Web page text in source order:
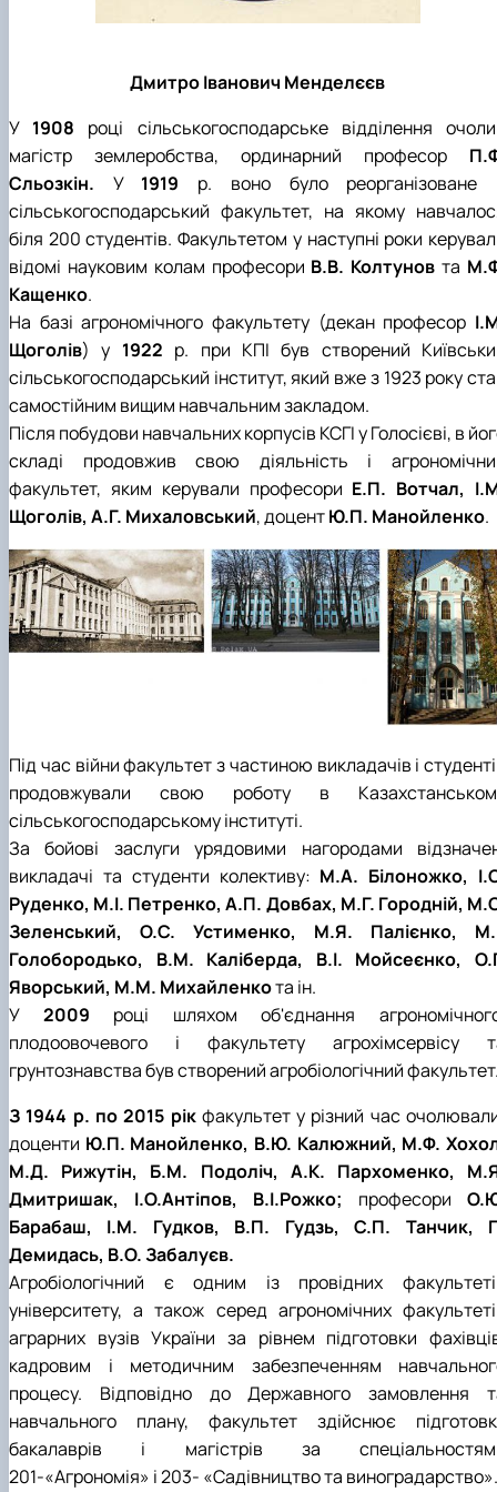
Дмитро Іванович Менделєєв
У 1908 році сільськогосподарське відділення
магістр землеробства, ординарний професор
Сльозкін. У 1919 р. воно було реорганізоване
сільськогосподарський факультет, на якому
біля 200 студентів. Факультетом у наступні роки
відомі науковим колам професори В.В. Колтунов та
Кащенко.
На базі агрономічного факультету (декан професор
Щоголів) у 1922 р. при КПІ був створений
сільськогосподарський інститут, який вже з 1923 року
самостійним вищим навчальним закладом.
Після побудови навчальних корпусів КСГІ у Голосієві, в
складі продовжив свою діяльність і
факультет, яким керували професори Е.П. Вотчал,
Щоголів, А.Г. Михаловський, доцентЮ.П. Манойленко.
Під час війни факультет з частиною викладачів і
продовжували свою роботу в
сільськогосподарському інституті.
За бойові заслуги урядовими нагородами
викладачі та студенти колективу: М.А. Білоножко,
Руденко, М.І. Петренко, А.П. Довбах, М.Г. Городній,
Зеленський, О.С. Устименко, М.Я. Палієнко,
Голобородько, В.М. Каліберда, В.І. Мойсеєнко,
Яворський, М.М. Михайленкота ін.
У 2009 році шляхом об'єднання
плодоовочевого і факультету агрохімсервісу
грунтознавства був створений агробіологічний
З 1944 р. по 2015 рікфакультет у різний час
доценти Ю.П. Манойленко, В.Ю. Калюжний, М.Ф.
М.Д. Рижутін, Б.М. Подоліч, А.К. Пархоменко,
Дмитришак, І.О.Антіпов, В.І.Рожко; професори
Барабаш, І.М. Гудков, В.П. Гудзь, С.П. Танчик,
Демидась, В.О. Забалуєв.
Агробіологічний є одним із провідних
університету, а також серед агрономічних
аграрних вузів України за рівнем підготовки
кадровим і методичним забезпеченням
процесу. Відповідно до Державного замовлення
навчального плану, факультет здійснює
бакалаврів і магістрів за
201-«Агрономія» і 203- «Садівництво та виноградарство».